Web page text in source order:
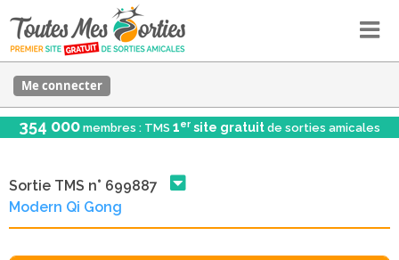
Me connecter
354 000 membres : TMS 1er site gratuit de sorties amicales
Sortie TMS n° 699887
Modern Qi Gong